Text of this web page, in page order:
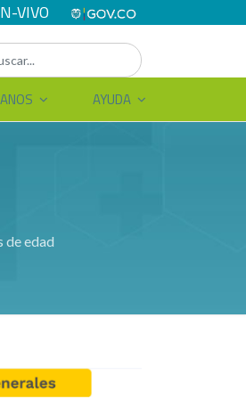
VIVO
AYUDA
de edad